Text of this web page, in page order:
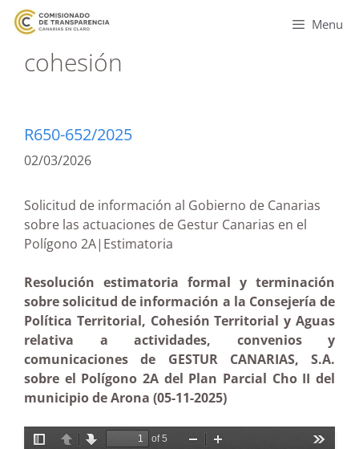
Menu
cohesión
R650-652/2025
02/03/2026
Solicitud de información al Gobierno de Canarias
sobre las actuaciones de Gestur Canarias en el
Polígono 2A|Estimatoria
Resolución estimatoria formal y terminación
sobre solicitud de información a la Consejería de
Política Territorial, Cohesión Territorial y Aguas
relativa a actividades, convenios y
comunicaciones de GESTUR CANARIAS, S.A.
sobre el Polígono 2A del Plan Parcial Cho II del
municipio de Arona (05-11-2025)